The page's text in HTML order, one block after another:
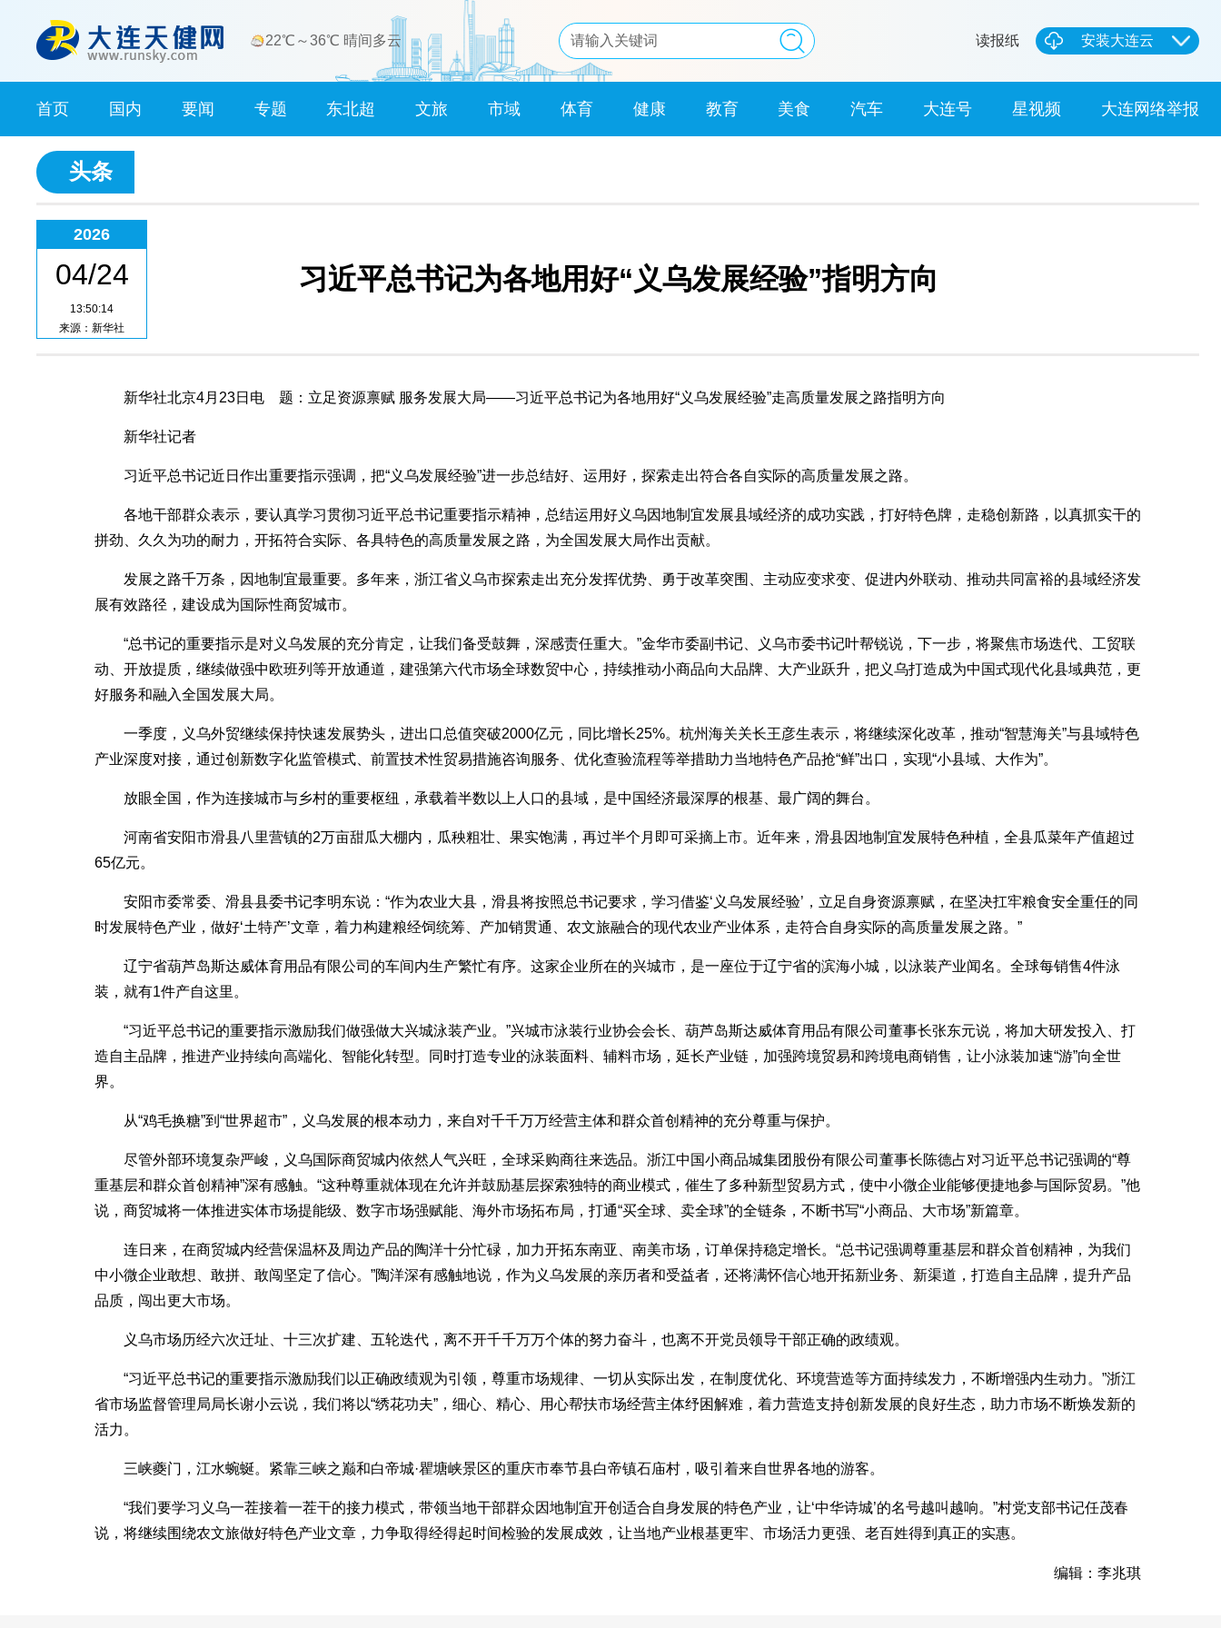
22℃～36℃ 晴间多云 读报纸 安装大连云
首页 国内 要闻 专题 东北超 文旅 市域 体育 健康 教育 美食 汽车 大连号 星视频 大连网络举报
头条
2026
04/24
13:50:14
来源：新华社
习近平总书记为各地用好“义乌发展经验”指明方向
新华社北京4月23日电 题：立足资源禀赋 服务发展大局——习近平总书记为各地用好“义乌发展经验”走高质量发展之路指明方向
新华社记者
习近平总书记近日作出重要指示强调，把“义乌发展经验”进一步总结好、运用好，探索走出符合各自实际的高质量发展之路。
各地干部群众表示，要认真学习贯彻习近平总书记重要指示精神，总结运用好义乌因地制宜发展县域经济的成功实践，打好特色牌，走稳创新路，以真抓实干的
拼劲、久久为功的耐力，开拓符合实际、各具特色的高质量发展之路，为全国发展大局作出贡献。
发展之路千万条，因地制宜最重要。多年来，浙江省义乌市探索走出充分发挥优势、勇于改革突围、主动应变求变、促进内外联动、推动共同富裕的县域经济发
展有效路径，建设成为国际性商贸城市。
“总书记的重要指示是对义乌发展的充分肯定，让我们备受鼓舞，深感责任重大。”金华市委副书记、义乌市委书记叶帮锐说，下一步，将聚焦市场迭代、工贸联
动、开放提质，继续做强中欧班列等开放通道，建强第六代市场全球数贸中心，持续推动小商品向大品牌、大产业跃升，把义乌打造成为中国式现代化县域典范，更
好服务和融入全国发展大局。
一季度，义乌外贸继续保持快速发展势头，进出口总值突破2000亿元，同比增长25%。杭州海关关长王彦生表示，将继续深化改革，推动“智慧海关”与县域特色
产业深度对接，通过创新数字化监管模式、前置技术性贸易措施咨询服务、优化查验流程等举措助力当地特色产品抢“鲜”出口，实现“小县域、大作为”。
放眼全国，作为连接城市与乡村的重要枢纽，承载着半数以上人口的县域，是中国经济最深厚的根基、最广阔的舞台。
河南省安阳市滑县八里营镇的2万亩甜瓜大棚内，瓜秧粗壮、果实饱满，再过半个月即可采摘上市。近年来，滑县因地制宜发展特色种植，全县瓜菜年产值超过
65亿元。
安阳市委常委、滑县县委书记李明东说：“作为农业大县，滑县将按照总书记要求，学习借鉴‘义乌发展经验’，立足自身资源禀赋，在坚决扛牢粮食安全重任的同
时发展特色产业，做好‘土特产’文章，着力构建粮经饲统筹、产加销贯通、农文旅融合的现代农业产业体系，走符合自身实际的高质量发展之路。”
辽宁省葫芦岛斯达威体育用品有限公司的车间内生产繁忙有序。这家企业所在的兴城市，是一座位于辽宁省的滨海小城，以泳装产业闻名。全球每销售4件泳
装，就有1件产自这里。
“习近平总书记的重要指示激励我们做强做大兴城泳装产业。”兴城市泳装行业协会会长、葫芦岛斯达威体育用品有限公司董事长张东元说，将加大研发投入、打
造自主品牌，推进产业持续向高端化、智能化转型。同时打造专业的泳装面料、辅料市场，延长产业链，加强跨境贸易和跨境电商销售，让小泳装加速“游”向全世
界。
从“鸡毛换糖”到“世界超市”，义乌发展的根本动力，来自对千千万万经营主体和群众首创精神的充分尊重与保护。
尽管外部环境复杂严峻，义乌国际商贸城内依然人气兴旺，全球采购商往来选品。浙江中国小商品城集团股份有限公司董事长陈德占对习近平总书记强调的“尊
重基层和群众首创精神”深有感触。“这种尊重就体现在允许并鼓励基层探索独特的商业模式，催生了多种新型贸易方式，使中小微企业能够便捷地参与国际贸易。”他
说，商贸城将一体推进实体市场提能级、数字市场强赋能、海外市场拓布局，打通“买全球、卖全球”的全链条，不断书写“小商品、大市场”新篇章。
连日来，在商贸城内经营保温杯及周边产品的陶洋十分忙碌，加力开拓东南亚、南美市场，订单保持稳定增长。“总书记强调尊重基层和群众首创精神，为我们
中小微企业敢想、敢拼、敢闯坚定了信心。”陶洋深有感触地说，作为义乌发展的亲历者和受益者，还将满怀信心地开拓新业务、新渠道，打造自主品牌，提升产品
品质，闯出更大市场。
义乌市场历经六次迁址、十三次扩建、五轮迭代，离不开千千万万个体的努力奋斗，也离不开党员领导干部正确的政绩观。
“习近平总书记的重要指示激励我们以正确政绩观为引领，尊重市场规律、一切从实际出发，在制度优化、环境营造等方面持续发力，不断增强内生动力。”浙江
省市场监督管理局局长谢小云说，我们将以“绣花功夫”，细心、精心、用心帮扶市场经营主体纾困解难，着力营造支持创新发展的良好生态，助力市场不断焕发新的
活力。
三峡夔门，江水蜿蜒。紧靠三峡之巅和白帝城·瞿塘峡景区的重庆市奉节县白帝镇石庙村，吸引着来自世界各地的游客。
“我们要学习义乌一茬接着一茬干的接力模式，带领当地干部群众因地制宜开创适合自身发展的特色产业，让‘中华诗城’的名号越叫越响。”村党支部书记任茂春
说，将继续围绕农文旅做好特色产业文章，力争取得经得起时间检验的发展成效，让当地产业根基更牢、市场活力更强、老百姓得到真正的实惠。
编辑：李兆琪